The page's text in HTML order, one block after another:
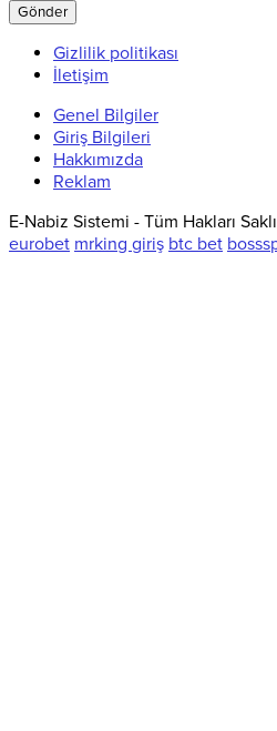
Gizlilik politikası
İletişim
Genel Bilgiler
Giriş Bilgileri
Hakkımızda
Reklam
E-Nabiz Sistemi - Tüm Hakları
eurobet mrking giriş btc bet